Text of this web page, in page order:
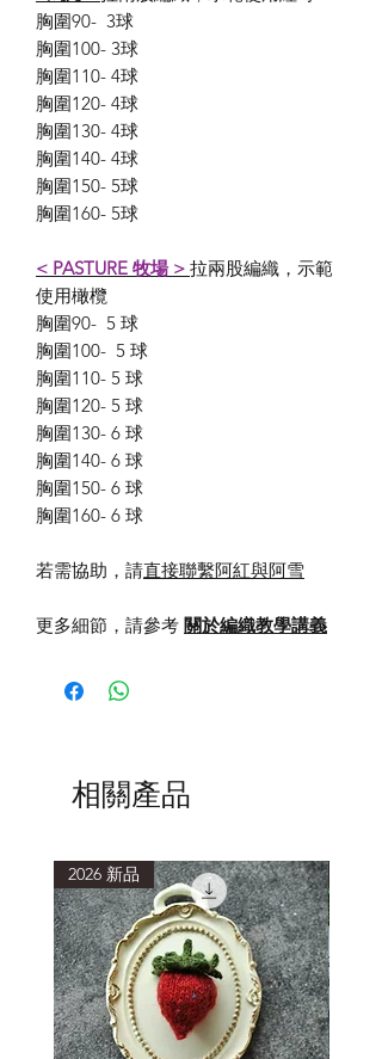
胸圍90- 3球
胸圍100- 3球
胸圍110- 4球
胸圍120- 4球
胸圍130- 4球
胸圍140- 4球
胸圍150- 5球
胸圍160- 5球
< PASTURE 牧場 > 拉兩股編織，示範
使用橄欖
胸圍90- 5 球
胸圍100- 5 球
胸圍110- 5 球
胸圍120- 5 球
胸圍130- 6 球
胸圍140- 6 球
胸圍150- 6 球
胸圍160- 6 球
若需協助，請直接聯繫阿紅與阿雪
更多細節，請參考 關於編織教學講義
相關產品
2026 新品